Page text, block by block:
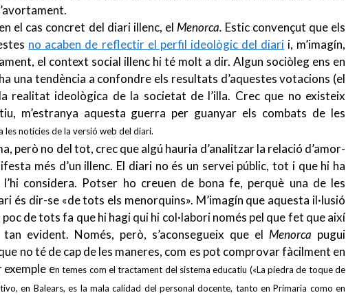
el cas concret del diari illenc, el Menorca. Estic convençut que els
no acaben de reflectir el perfil ideològic del diarii, m’imagín,
el context social illenc hi té molt a dir. Algun sociòleg ens en
una tendència a confondre els resultats d’aquestes votacions (el
realitat ideològica de la societat de l’illa. Crec que no existeix
m’estranya aquesta guerra per guanyar els combats de les
les notícies de la versió web del diari.
però no del tot, crec que algú hauria d’analitzar la relació d’amor-
més d’un illenc. El diari no és un servei públic, tot i que hi ha
considera. Potser ho creuen de bona fe, perquè una de les
és dir-se «de tots els menorquins». M’imagín que aquesta il·lusió
poc de tots fa que hi hagi qui hi col·labori només pel que fet que així
evident. Només, però, s’aconsegueix que el Menorca pugui
no té de cap de les maneres, com es pot comprovar fàcilment en
en temes com el tractament del sistema educatiu («La piedra de toque de
en Balears, es la mala calidad del personal docente, tanto en Primaria como en